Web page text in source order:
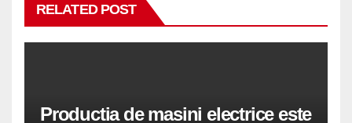
RELATED POST
Productia de masini electrice este